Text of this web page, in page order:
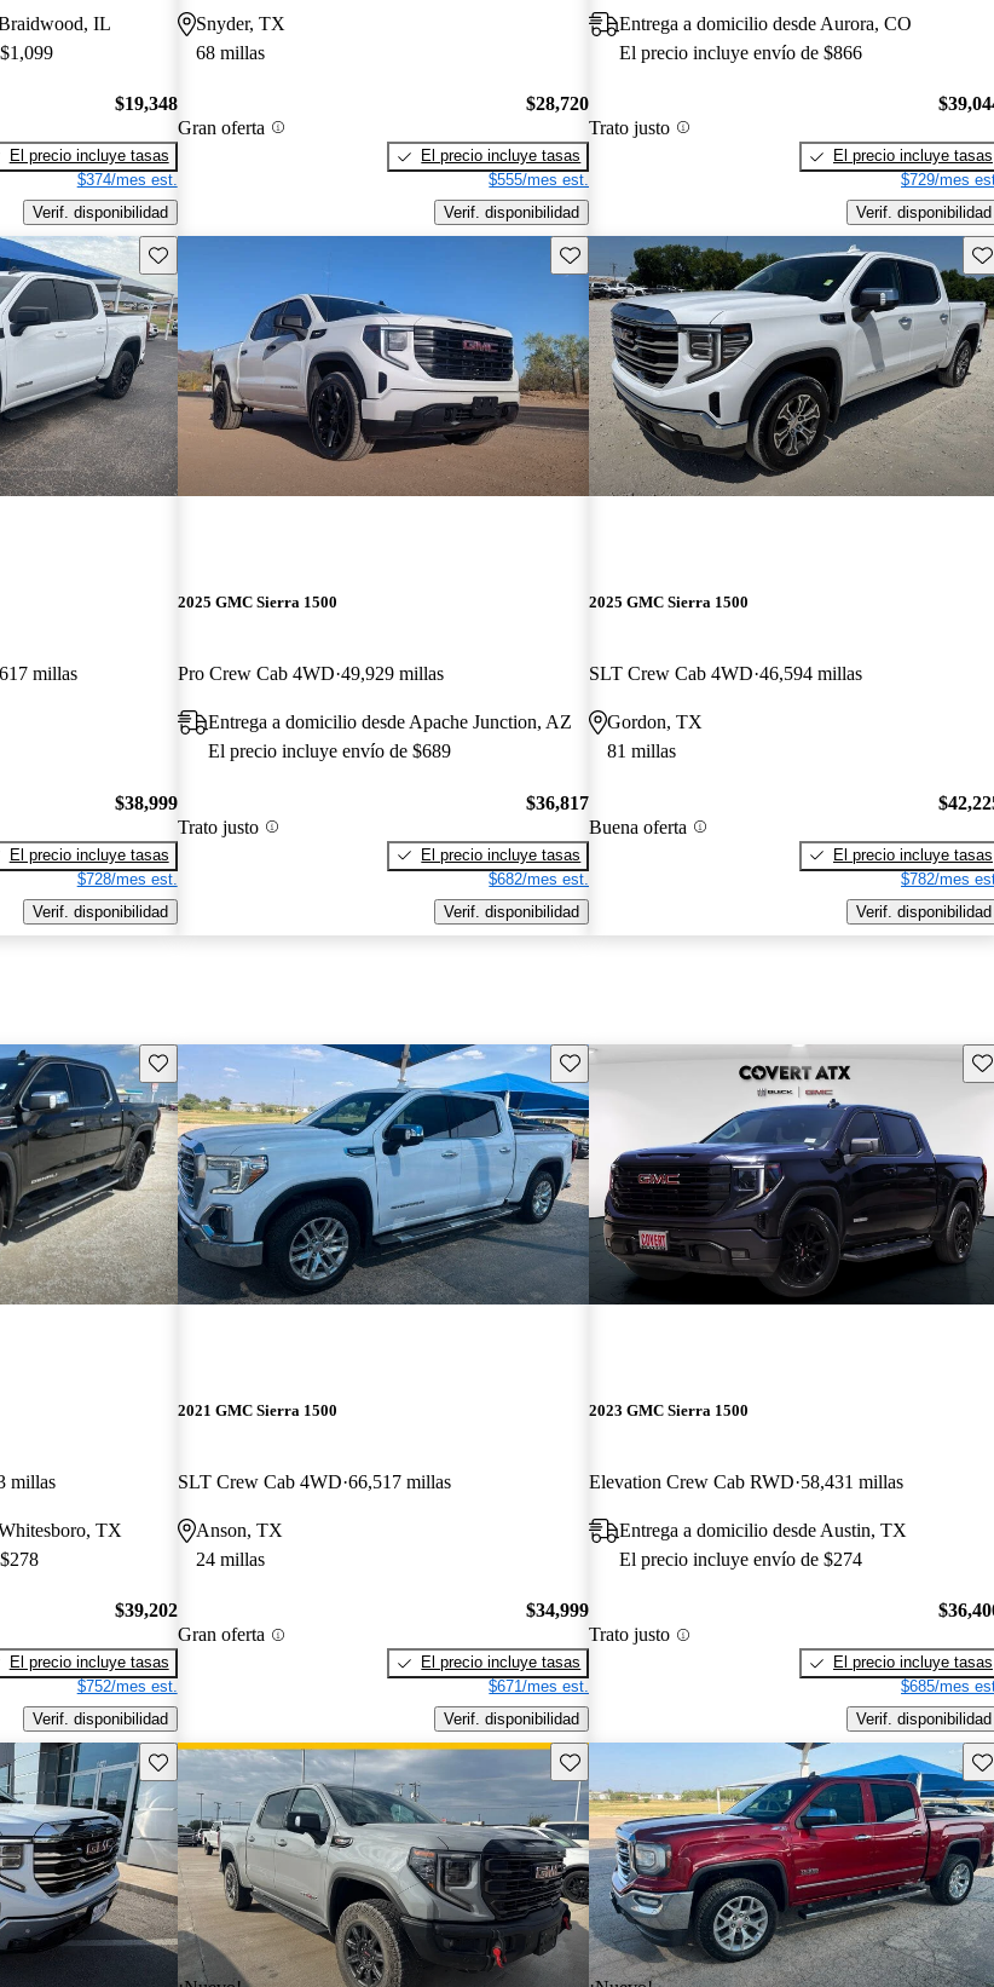
IL
$19,348
El precio incluye tasas
$374/mes est.
Verif. disponibilidad
Snyder, TX
68 millas
Gran oferta
$28,720
El precio incluye tasas
$555/mes est.
Verif. disponibilidad
Entrega a domicilio desde Aurora, CO
El precio incluye envío de $866
Trato justo
El precio incluye tasas
$729/mes
Verif. disponibilidad
Guarda este Aviso
millas
$38,999
El precio incluye tasas
$728/mes est.
Verif. disponibilidad
Guarda este Aviso
2025 GMC Sierra 1500
Pro Crew Cab 4WD 49,929 millas
Entrega a domicilio desde Apache Junction, AZ
El precio incluye envío de $689
Trato justo
$36,817
El precio incluye tasas
$682/mes est.
Verif. disponibilidad
2025 GMC Sierra 1500
SLT Crew Cab 4WD 46,594 millas
Gordon, TX
81 millas
Buena oferta
El precio incluye tasas
$782/mes
Verif. disponibilidad
Guarda este Aviso
millas
TX
$39,202
El precio incluye tasas
$752/mes est.
Verif. disponibilidad
Guarda este Aviso
2021 GMC Sierra 1500
SLT Crew Cab 4WD 66,517 millas
Anson, TX
24 millas
Gran oferta
$34,999
El precio incluye tasas
$671/mes est.
Verif. disponibilidad
2023 GMC Sierra 1500
Elevation Crew Cab RWD 58,431 millas
Entrega a domicilio desde Austin, TX
El precio incluye envío de $274
Trato justo
El precio incluye tasas
$685/mes
Verif. disponibilidad
Guarda este Aviso Guarda este Aviso